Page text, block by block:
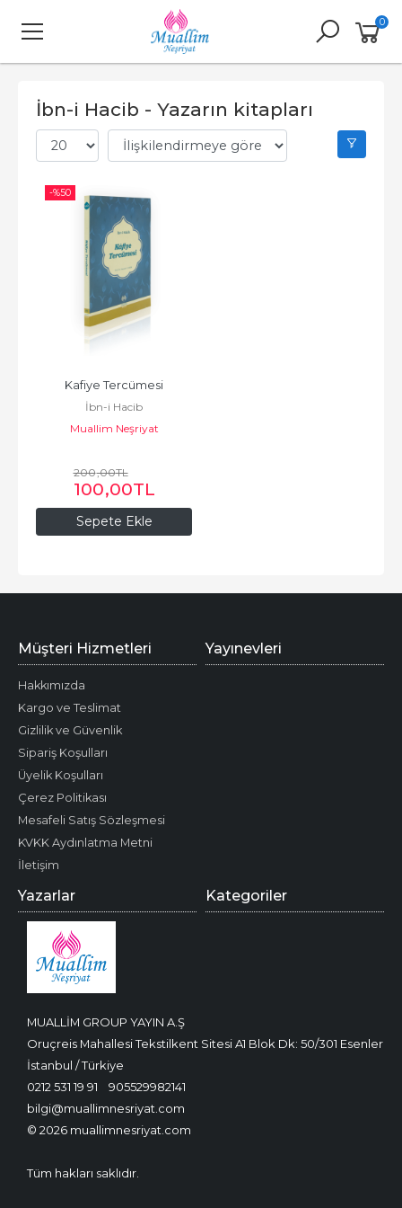
0
İbn-i Hacib - Yazarın kitapları
-%50
Sepete Ekle
Kafiye Tercümesi
İbn-i Hacib
Muallim Neşriyat
200,00TL
100,00TL
MUALLİM GROUP YAYIN A.Ş
Oruçreis Mahallesi Tekstilkent Sitesi A1 Blok Dk: 50/301 Esenler
İstanbul / Türkiye
0212 531 19 91
905529982141
bilgi@muallimnesriyat.com
© 2026 muallimnesriyat.com
Tüm hakları saklıdır.
Müşteri Hizmetleri
Hakkımızda
Kargo ve Teslimat
Gizlilik ve Güvenlik
Sipariş Koşulları
Üyelik Koşulları
Çerez Politikası
Mesafeli Satış Sözleşmesi
KVKK Aydınlatma Metni
İletişim
Yayınevleri
Yazarlar Kategoriler